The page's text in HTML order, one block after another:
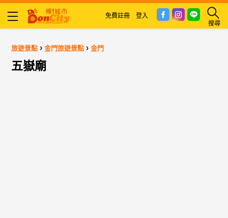
搜尋
免費註冊 登入
旅遊景點 ›金門旅遊景點 ›金門
五嶽廟